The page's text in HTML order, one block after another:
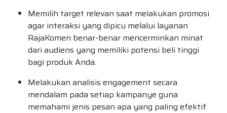
Memilih target relevan saat melakukan promosi
agar interaksi yang dipicu melalui layanan
RajaKomen benar-benar mencerminkan minat
dari audiens yang memiliki potensi beli tinggi
bagi produk Anda.
Melakukan analisis engagement secara
mendalam pada setiap kampanye guna
memahami jenis pesan apa yang paling efektif